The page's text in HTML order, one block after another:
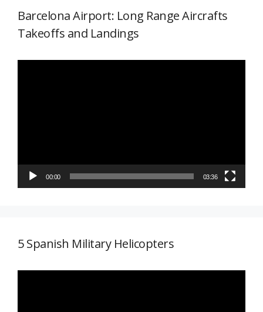
Barcelona Airport: Long Range Aircrafts
Takeoffs and Landings
00:00 03:36
5 Spanish Military Helicopters